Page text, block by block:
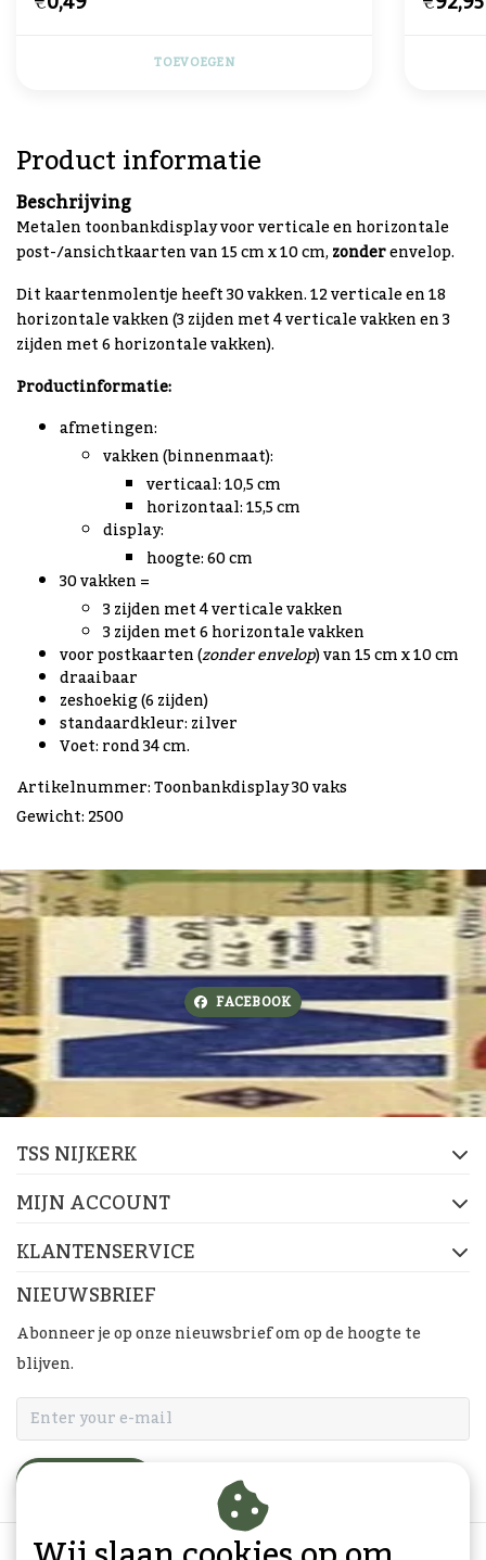
TOEVOEGEN
Product informatie
Beschrijving
Metalen toonbankdisplay voor verticale en horizontale
post-/ansichtkaarten van 15 cm x 10 cm,zonderenvelop.
Dit kaartenmolentje heeft 30 vakken. 12 verticale en 18
horizontale vakken (3 zijden met 4 verticale vakken en 3
zijden met 6 horizontale vakken).
Productinformatie:
afmetingen:
vakken (binnenmaat):
verticaal: 10,5 cm
horizontaal: 15,5 cm
display:
hoogte: 60 cm
30 vakken =
3 zijden met 4 verticale vakken
3 zijden met 6 horizontale vakken
voor postkaarten (zonder envelop) van 15 cm x 10 cm
draaibaar
zeshoekig (6 zijden)
standaardkleur: zilver
Voet: rond 34 cm.
Artikelnummer: Toonbankdisplay 30 vaks
Gewicht: 2500
FACEBOOK
TSS NIJKERK
MIJN ACCOUNT
KLANTENSERVICE
NIEUWSBRIEF
Abonneer je op onze nieuwsbrief om op de hoogte te
blijven.